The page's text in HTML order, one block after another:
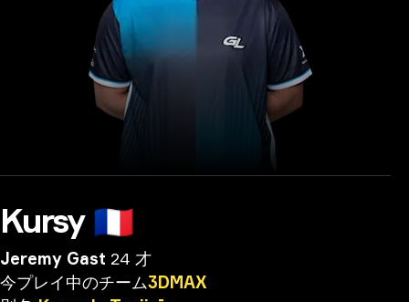
Kursy 🇫🇷
Jeremy Gast 24 才
今プレイ中のチーム3DMAX